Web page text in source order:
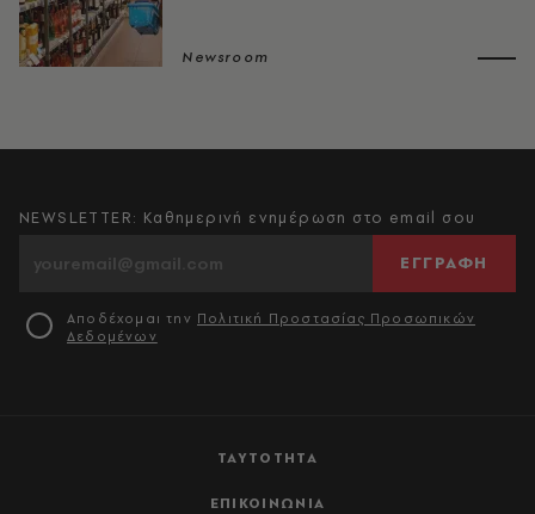
Newsroom
ΤΑΥΤΟΤΗΤΑ
ΕΠΙΚΟΙΝΩΝΙΑ
NEWSLETTER: Καθημερινή ενημέρωση στο email σου
ΕΓΓΡΑΦΗ
Αποδέχομαι την Πολιτική Προστασίας Προσωπικών
Δεδομένων